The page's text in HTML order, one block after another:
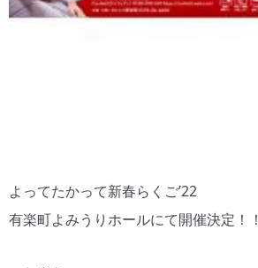
よってたかって新春らくご’22
有楽町よみうりホールにて開催決定！！